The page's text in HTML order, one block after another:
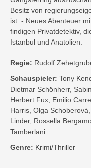
Besitz von
ist. - Neues Abenteuer
findigen Privatdetektiv,
Istanbul und Anatolien.
Regie: Rudolf
Schauspieler: Tony
Dietmar Schönherr,
Herbert Fux, Emilio
Harris, Olga
Linder, Rossella
Tamberlani
Genre: Krimi/Thriller